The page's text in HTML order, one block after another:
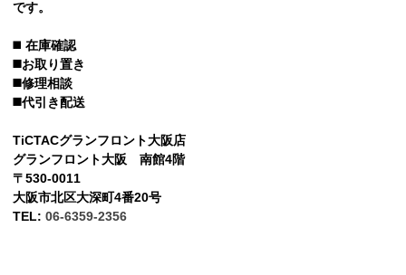
です。
◼️ 在庫確認
◼️お取り置き
◼️修理相談
◼️代引き配送
TiCTACグランフロント大阪店
グランフロント大阪 南館4階
〒530-0011
大阪市北区大深町4番20号
TEL: 06-6359-2356